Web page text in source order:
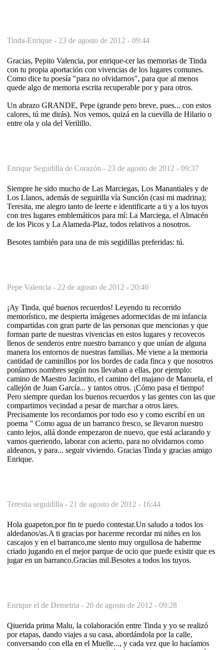
Tinda-Enrique - 23 de agosto de 2012 - 09:44
Gracias, Pepito Valencia, por enrique-cer las memorias de Tinda
con tu propia aportación con vivencias de los lugares comunes.
Como dice tu poesía "para no olvidarnos", para que al menos
quede algo de memoria escrita recuperable por y para otros.
Un abrazo GRANDE, Pepe (grande pero breve, pues... con estos
calores, tú me dirás). Nos vemos, quizá en la cuevilla de Hilario o
entre ola y ola del Verilillo.
Enrique Segudilla de Corazón - 23 de agosto de 2012 - 09:37
Siempre he sido mucho de Las Marciegas, Los Manantiales y de
Los Llanos, además de seguirilla vía Sunción (casi mi madrina);
Teresita, me alegro tanto de leerte e identificarte a ti y a los tuyos
con tres lugares emblemáticos para mí: La Marciega, el Almacén
de los Picos y La Alameda-Plaz, todos relativos a nosotros.
Besotes también para una de mis segidillas preferidas: tú.
Pepe Valencia - 22 de agosto de 2012 - 20:46
¡Ay Tinda, qué buenos recuerdos! Leyendo tu recorrido
memorístico, me despierta imágenes adormecidas de mi infancia
compartidas con gran parte de las personas que mencionas y que
forman parte de nuestras vivencias en estos lugares y recovecos
llenos de senderos entre nuestro barranco y que unían de alguna
manera los entornos de nuestras familias. Me viene a la memoria
cantidad de caminillos por los bordes de cada finca y que nosotros
poníamos nombres según nos llevaban a ellas, por ejemplo:
camino de Maestro Jacintito, el camino del majano de Manuela, el
callejón de Juan García... y tantos otros. ¡Cómo pasa el tiempo!
Pero siempre quedan los buenos recuerdos y las gentes con las que
compartimos vecindad a pesar de marchar a otros lares.
Precisamente los recordamos por todo eso y como escribí en un
poema " Como agua de un barranco fresco, se llevaron nuestro
canto lejos, allá donde empezaron de nuevo, que está aclarando y
vamos queriendo, laborar con acierto, para no olvidarnos como
aldeanos, y para... seguir viviendo. Gracias Tinda y gracias amigo
Enrique.
Teresita seguidilla - 21 de agosto de 2012 - 16:44
Hola guapeton,por fin te puedo contestar.Un saludo a todos los
aldedanos/as.A ti gracias por hacerme recordar mi niñes en los
cascajos y en el barranco,me siento muy orgullosa de haberme
criado jugando en el mejor parque de ocio que puede existir que es
jugar en un barranco.Gracias mil.Besotes a todos los tuyos.
Enrique el de Demetria - 20 de agosto de 2012 - 09:28
Qiuerida prima Malu, la colaboración entre Tinda y yo se realizó
por etapas, dando viajes a su casa, abordándola por la calle,
conversando con ella en el Muelle..., y cada vez que lo hacíamos